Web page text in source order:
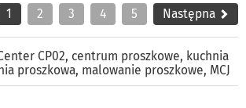
1 2 3 4 5 Następna
CP02, centrum proszkowe, kuchnia
proszkowa, malowanie proszkowe, MCJ